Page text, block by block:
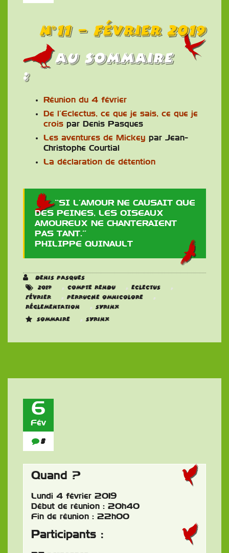
n°11 – Février 2019
Au Sommaire
:
Réunion du 4 février
De l’Eclectus, ce que je sais, ce que je
crois par Denis Pasques
Les aventures de Mickey par Jean-
Christophe Courtial
La déclaration de détention
“SI L’AMOUR NE CAUSAIT QUE
DES PEINES, LES OISEAUX
AMOUREUX NE CHANTERAIENT
PAS TANT.”
PHILIPPE QUINAULT
Denis Pasques
2019
, Compte rendu , Eclectus ,
Février , Perruche omnicolore ,
Réglementation , Syrinx
Sommaire
, Syrinx
6
Fév
5
Quand ?
Lundi 4 février 2019
Début de réunion : 20h40
Fin de réunion : 22h00
Participants :